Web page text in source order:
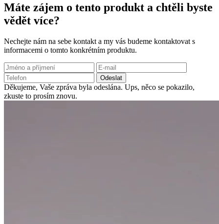
Máte zájem o tento produkt a chtěli byste
vědět více?
Nechejte nám na sebe kontakt a my vás budeme kontaktovat s
informacemi o tomto konkrétním produktu.
Odeslat
Děkujeme, Vaše zpráva byla odeslána. Ups, něco se pokazilo,
zkuste to prosím znovu.